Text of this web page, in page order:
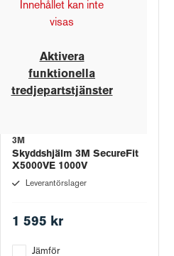
Innehållet kan inte
visas
Aktivera
funktionella
tredjepartstjänster
3M
Skyddshjälm 3M SecureFit
X5000VE 1000V
Leverantörslager
1 595 kr
Jämför